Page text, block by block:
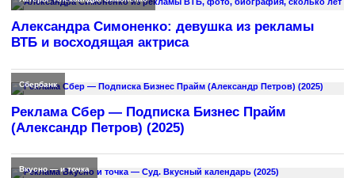
Александра Симоненко: девушка из рекламы
ВТБ и восходящая актриса
Сбербанк
Реклама Сбер — Подписка Бизнес Прайм
(Александр Петров) (2025)
Вкусно — и точка